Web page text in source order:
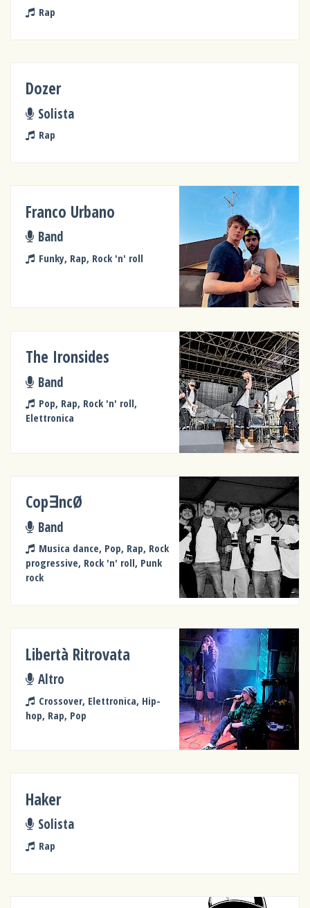
Rap
Dozer
Solista
Rap
Franco Urbano
Band
Funky, Rap, Rock 'n' roll
The Ironsides
Band
Pop, Rap, Rock 'n' roll,
Elettronica
Cop∃ncØ
Band
Musica dance, Pop, Rap, Rock
progressive, Rock 'n' roll, Punk
rock
Libertà Ritrovata
Altro
Crossover, Elettronica, Hip-
hop, Rap, Pop
Haker
Solista
Rap